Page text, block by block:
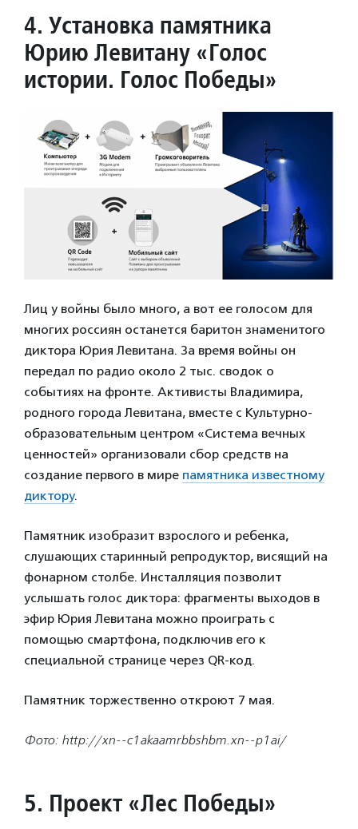
4. Установка памятника
Юрию Левитану «Голос
истории. Голос Победы»
Лиц у войны было много, а вот ее голосом для
многих россиян останется баритон знаменитого
диктора Юрия Левитана. За время войны он
передал по радио около 2 тыс. сводок о
событиях на фронте. Активисты Владимира,
родного города Левитана, вместе с Культурно-
образовательным центром «Система вечных
ценностей» организовали сбор средств на
создание первого в мире памятника известному
диктору.
Памятник изобразит взрослого и ребенка,
слушающих старинный репродуктор, висящий на
фонарном столбе. Инсталляция позволит
услышать голос диктора: фрагменты выходов в
эфир Юрия Левитана можно проиграть с
помощью смартфона, подключив его к
специальной странице через QR-код.
Памятник торжественно откроют 7 мая.
Фото: http://xn--c1akaamrbbshbm.xn--p1ai/
5. Проект «Лес Победы»